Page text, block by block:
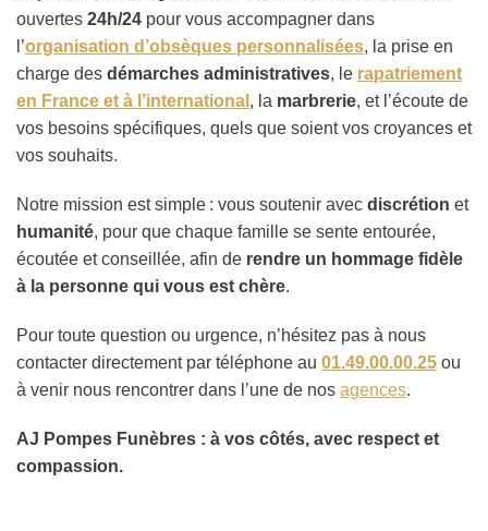
ouvertes 24h/24 pour vous accompagner dans
l’organisation d’obsèques personnalisées, la prise en
charge des démarches administratives, le rapatriement
en France et à l’international , la marbrerie, et l’écoute de
vos besoins spécifiques, quels que soient vos croyances et
vos souhaits.
Notre mission est simple : vous soutenir avec discrétion et
humanité, pour que chaque famille se sente entourée,
écoutée et conseillée, afin de rendre un hommage fidèle
à la personne qui vous est chère.
Pour toute question ou urgence, n’hésitez pas à nous
contacter directement par téléphone au 01.49.00.00.25 ou
à venir nous rencontrer dans l’une de nos agences.
AJ Pompes Funèbres : à vos côtés, avec respect et
compassion.